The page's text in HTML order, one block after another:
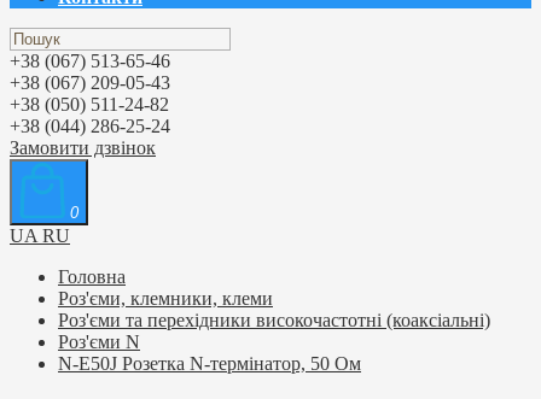
+38 (067) 513-65-46
+38 (067) 209-05-43
+38 (050) 511-24-82
+38 (044) 286-25-24
Замовити дзвінок
0
UA RU
Головна
Роз'єми, клемники, клеми
Роз'єми та перехідники високочастотні (коаксіальні)
Роз'єми N
N-E50J Розетка N-термінатор, 50 Ом